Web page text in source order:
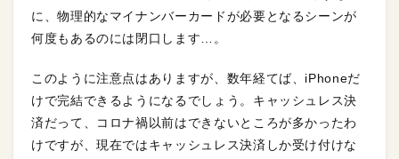
に、物理的なマイナンバーカードが必要となるシーンが
何度もあるのには閉口します…。
このように注意点はありますが、数年経てば、iPhoneだ
けで完結できるようになるでしょう。キャッシュレス決
済だって、コロナ禍以前はできないところが多かったわ
けですが、現在ではキャッシュレス決済しか受け付けな